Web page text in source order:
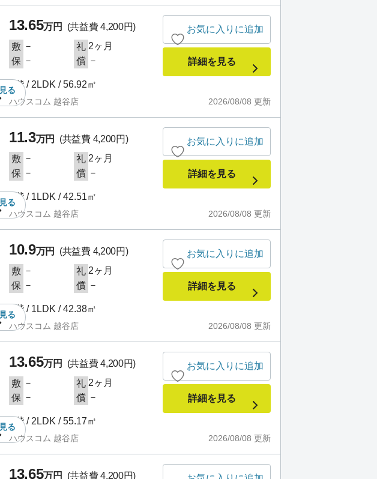
見る
13.65万円
(共益費 4,200円)
敷 － 礼 2ヶ月
保 － 償 －
1階 / 2LDK / 56.92㎡
2026/08/08 更新
ハウスコム 越谷店
お気に入りに追加
詳細を見る
見る
11.3万円
(共益費 4,200円)
敷 － 礼 2ヶ月
保 － 償 －
2階 / 1LDK / 42.51㎡
2026/08/08 更新
ハウスコム 越谷店
お気に入りに追加
詳細を見る
見る
10.9万円
(共益費 4,200円)
敷 － 礼 2ヶ月
保 － 償 －
2階 / 1LDK / 42.38㎡
2026/08/08 更新
ハウスコム 越谷店
お気に入りに追加
詳細を見る
見る
13.65万円
(共益費 4,200円)
敷 － 礼 2ヶ月
保 － 償 －
2階 / 2LDK / 55.17㎡
2026/08/08 更新
ハウスコム 越谷店
お気に入りに追加
詳細を見る
13.65万円
(共益費 4,200円)